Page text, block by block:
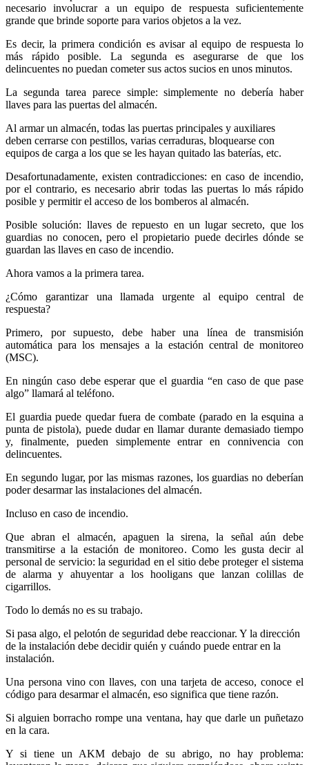
necesario involucrar a un equipo de respuesta suficientemente
grande que brinde soporte para varios objetos a la vez.
Es decir, la primera condición es avisar al equipo de respuesta lo
más rápido posible. La segunda es asegurarse de que los
delincuentes no puedan cometer sus actos sucios en unos minutos.
La segunda tarea parece simple: simplemente no debería haber
llaves para las puertas del almacén.
Al armar un almacén, todas las puertas principales y auxiliares
deben cerrarse con pestillos, varias cerraduras, bloquearse con
equipos de carga a los que se les hayan quitado las baterías, etc.
Desafortunadamente, existen contradicciones: en caso de incendio,
por el contrario, es necesario abrir todas las puertas lo más rápido
posible y permitir el acceso de los bomberos al almacén.
Posible solución: llaves de repuesto en un lugar secreto, que los
guardias no conocen, pero el propietario puede decirles dónde se
guardan las llaves en caso de incendio.
Ahora vamos a la primera tarea.
¿Cómo garantizar una llamada urgente al equipo central de
respuesta?
Primero, por supuesto, debe haber una línea de transmisión
automática para los mensajes a la estación central de monitoreo
(MSC).
En ningún caso debe esperar que el guardia “en caso de que pase
algo” llamará al teléfono.
El guardia puede quedar fuera de combate (parado en la esquina a
punta de pistola), puede dudar en llamar durante demasiado tiempo
y, finalmente, pueden simplemente entrar en connivencia con
delincuentes.
En segundo lugar, por las mismas razones, los guardias no deberían
poder desarmar las instalaciones del almacén.
Incluso en caso de incendio.
Que abran el almacén, apaguen la sirena, la señal aún debe
transmitirse a la estación de monitoreo. Como les gusta decir al
personal de servicio: la seguridad en el sitio debe proteger el sistema
de alarma y ahuyentar a los hooligans que lanzan colillas de
cigarrillos.
Todo lo demás no es su trabajo.
Si pasa algo, el pelotón de seguridad debe reaccionar. Y la dirección
de la instalación debe decidir quién y cuándo puede entrar en la
instalación.
Una persona vino con llaves, con una tarjeta de acceso, conoce el
código para desarmar el almacén, eso significa que tiene razón.
Si alguien borracho rompe una ventana, hay que darle un puñetazo
en la cara.
Y si tiene un AKM debajo de su abrigo, no hay problema: